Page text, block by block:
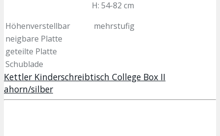
H: 54-82 cm
Höhenverstellbar
mehrstufig
neigbare Platte
geteilte Platte
Schublade
Kettler Kinderschreibtisch College Box II
ahorn/silber